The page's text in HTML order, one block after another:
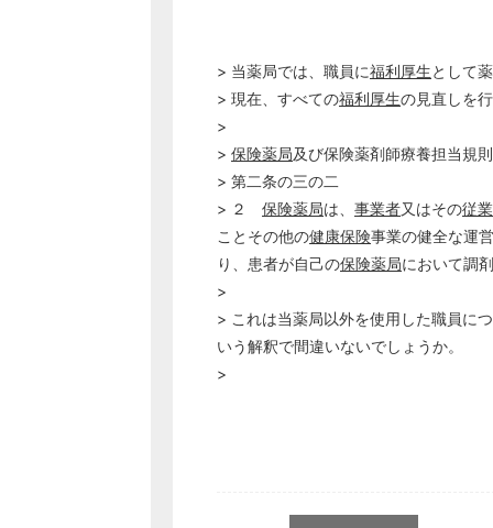
> 当薬局では、職員に福利厚生として
> 現在、すべての福利厚生の見直しを
>
> 保険薬局及び保険薬剤師療養担当規則
> 第二条の三の二
> ２ 保険薬局は、 事業者又はその従
ことその他の健康保険事業の健全な運
り、患者が自己の保険薬局において調
>
> これは当薬局以外を使用した職員に
いう解釈で間違いないでしょうか。
>